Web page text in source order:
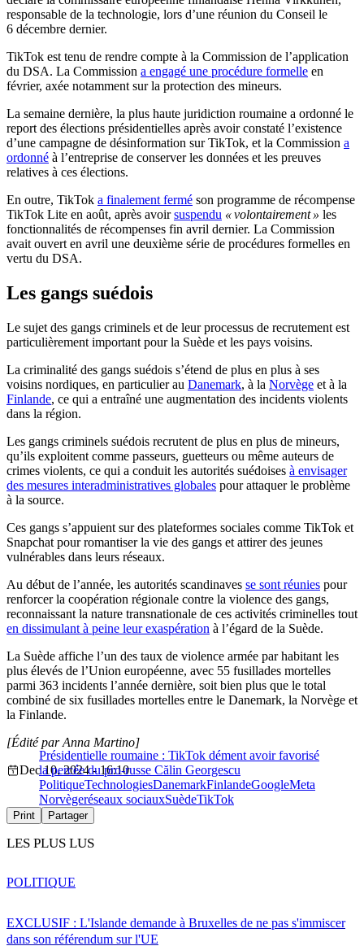
responsable de la technologie, lors d’une réunion du Conseil le
6 décembre dernier.
TikTok est tenu de rendre compte à la Commission de l’application
du DSA. La Commission a engagé une procédure formelle en
février, axée notamment sur la protection des mineurs.
La semaine dernière, la plus haute juridiction roumaine a ordonné le
report des élections présidentielles après avoir constaté l’existence
d’une campagne de désinformation sur TikTok, et la Commission a
ordonné à l’entreprise de conserver les données et les preuves
relatives à ces élections.
En outre, TikTok a finalement fermé son programme de récompense
TikTok Lite en août, après avoirsuspendu « volontairement » les
fonctionnalités de récompenses fin avril dernier. La Commission
avait ouvert en avril une deuxième série de procédures formelles en
vertu du DSA.
Les gangs suédois
Le sujet des gangs criminels et de leur processus de recrutement est
particulièrement important pour la Suède et les pays voisins.
La criminalité des gangs suédois s’étend de plus en plus à ses
voisins nordiques, en particulier au Danemark, à la Norvège et à la
Finlande, ce qui a entraîné une augmentation des incidents violents
dans la région.
Les gangs criminels suédois recrutent de plus en plus de mineurs,
qu’ils exploitent comme passeurs, guetteurs ou même auteurs de
crimes violents, ce qui a conduit les autorités suédoises à envisager
des mesures interadministratives globales pour attaquer le problème
à la source.
Ces gangs s’appuient sur des plateformes sociales comme TikTok et
Snapchat pour romantiser la vie des gangs et attirer des jeunes
vulnérables dans leurs réseaux.
Au début de l’année, les autorités scandinaves se sont réunies pour
renforcer la coopération régionale contre la violence des gangs,
reconnaissant la nature transnationale de ces activités criminelles tout
en dissimulant à peine leur exaspération à l’égard de la Suède.
La Suède affiche l’un des taux de violence armée par habitant les
plus élevés de l’Union européenne, avec 55 fusillades mortelles
parmi 363 incidents l’année dernière, soit bien plus que le total
combiné de six fusillades mortelles entre le Danemark, la Norvège et
la Finlande.
Présidentielle roumaine : TikTok dément avoir favorisé
la percée du pro-russe Călin Georgescu
[Édité par Anna Martino]
Dec 10, 2024 - 16:10
PolitiqueTechnologiesDanemarkFinlandeGoogleMeta
Norvègeréseaux sociauxSuèdeTikTok
Print Partager
LES PLUS LUS
EXCLUSIF : L'Islande demande à Bruxelles de ne pas s'immiscer
dans son référendum sur l'UE
POLITIQUE